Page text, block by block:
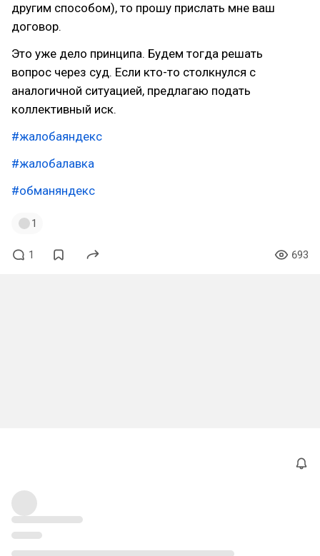
другим способом), то прошу прислать мне ваш
договор.
Это уже дело принципа. Будем тогда решать
вопрос через суд. Если кто-то столкнулся с
аналогичной ситуацией, предлагаю подать
коллективный иск.
#жалобаяндекс
#жалобалавка
#обманяндекс
1
1 693